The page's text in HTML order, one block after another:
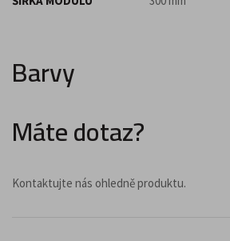
Barvy
Máte dotaz?
Kontaktujte nás ohledně produktu.